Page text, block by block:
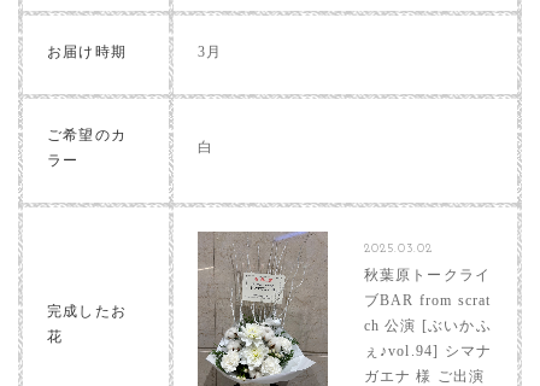
お届け時期 3月
ご希望のカ
ラー
白
完成したお
花
2025.03.02
秋葉原トークライ
ブBAR from scrat
ch 公演 [ぶいかふ
ぇ♪vol.94] シマナ
ガエナ 様 ご出演